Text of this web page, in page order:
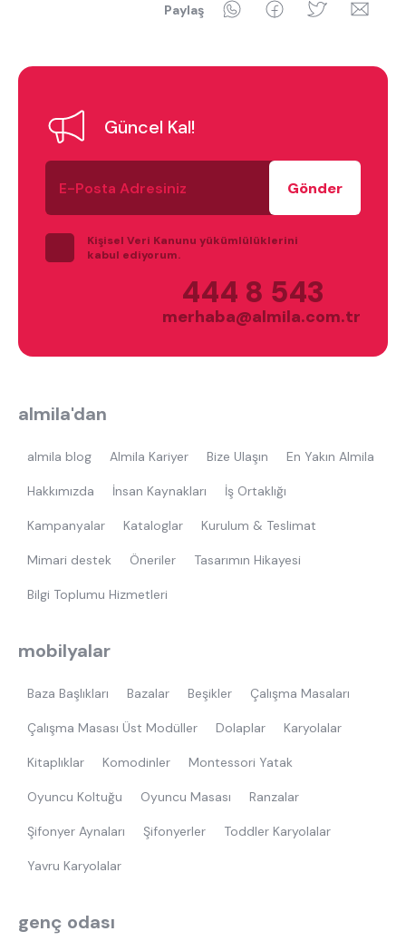
Paylaş WhatsAppFacebookTwitter
Güncel Kal!
E-
Posta
Adresiniz
Kişisel Veri Kanunu yükümlülüklerini
kabul ediyorum.
444 8 543
merhaba@almila.com.tr
almila'dan
almila blog Almila Kariyer Bize Ulaşın En Yakın Almila
Hakkımızda İnsan Kaynakları İş Ortaklığı
Kampanyalar Kataloglar Kurulum & Teslimat
Mimari destek Öneriler Tasarımın Hikayesi
Bilgi Toplumu Hizmetleri
mobilyalar
Baza Başlıkları Bazalar Beşikler Çalışma Masaları
Çalışma Masası Üst Modüller Dolaplar Karyolalar
Kitaplıklar Komodinler Montessori Yatak
Oyuncu Koltuğu Oyuncu Masası Ranzalar
Şifonyer Aynaları Şifonyerler Toddler Karyolalar
Yavru Karyolalar
genç odası